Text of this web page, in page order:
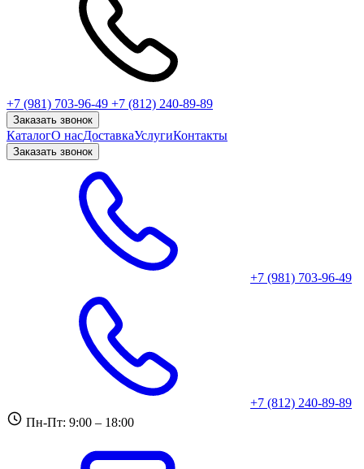
+7 (981) 703-96-49 +7 (812) 240-89-89
Заказать звонок
КаталогО насДоставкаУслугиКонтакты
Заказать звонок
+7 (981) 703-96-49
+7 (812) 240-89-89
Пн-Пт: 9:00 – 18:00